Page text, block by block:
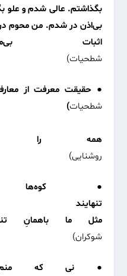
بگذاشتم. عالی شدم و علو
بی‌اذن در شدم. من محوم در
اثبات
● حقیقت معرفت از
شطحیات
همه را
● کوه‌ها
مثل ما باهمانِ
● نی که